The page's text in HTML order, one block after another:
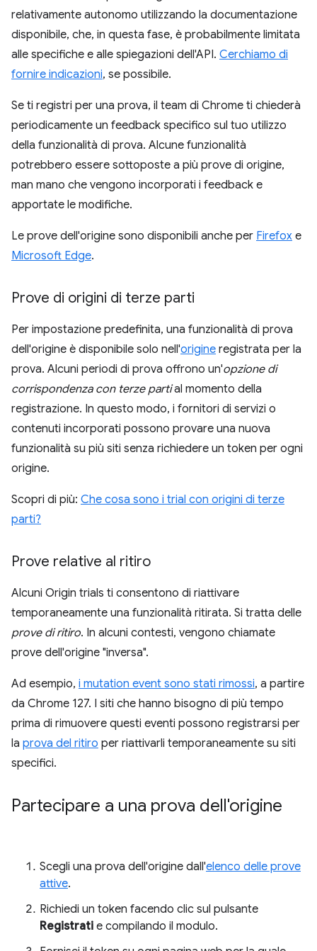
relativamente autonomo utilizzando la documentazione
disponibile, che, in questa fase, è probabilmente limitata
alle specifiche e alle spiegazioni dell'API. Cerchiamo di
fornire indicazioni, se possibile.
Se ti registri per una prova, il team di Chrome ti chiederà
periodicamente un feedback specifico sul tuo utilizzo
della funzionalità di prova. Alcune funzionalità
potrebbero essere sottoposte a più prove di origine,
man mano che vengono incorporati i feedback e
apportate le modifiche.
Le prove dell'origine sono disponibili anche per Firefox e
Microsoft Edge.
Prove di origini di terze parti
Per impostazione predefinita, una funzionalità di prova
dell'origine è disponibile solo nell'origine registrata per la
prova. Alcuni periodi di prova offrono un'opzione di
corrispondenza con terze partial momento della
registrazione. In questo modo, i fornitori di servizi o
contenuti incorporati possono provare una nuova
funzionalità su più siti senza richiedere un token per ogni
origine.
Scopri di più: Che cosa sono i trial con origini di terze
parti?
Prove relative al ritiro
Alcuni Origin trials ti consentono di riattivare
temporaneamente una funzionalità ritirata. Si tratta delle
prove di ritiro. In alcuni contesti, vengono chiamate
prove dell'origine "inversa".
Ad esempio, i mutation event sono stati rimossi, a partire
da Chrome 127. I siti che hanno bisogno di più tempo
prima di rimuovere questi eventi possono registrarsi per
la prova del ritiro per riattivarli temporaneamente su siti
specifici.
Partecipare a una prova dell'origine
Scegli una prova dell'origine dall'elenco delle prove
attive.
Richiedi un token facendo clic sul pulsante
Registrati e compilando il modulo.